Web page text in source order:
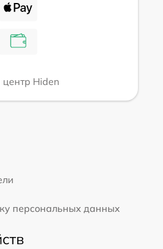
Hiden
персональных данных